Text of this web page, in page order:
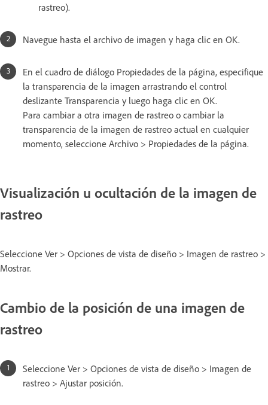
rastreo).
Navegue hasta el archivo de imagen y haga clic en OK.
En el cuadro de diálogo Propiedades de la página, especifique
la transparencia de la imagen arrastrando el control
deslizante Transparencia y luego haga clic en OK.
Para cambiar a otra imagen de rastreo o cambiar la
transparencia de la imagen de rastreo actual en cualquier
momento, seleccione Archivo > Propiedades de la página.
Visualización u ocultación de la imagen de
rastreo
Seleccione Ver > Opciones de vista de diseño > Imagen de rastreo >
Mostrar.
Cambio de la posición de una imagen de
rastreo
Seleccione Ver > Opciones de vista de diseño > Imagen de
rastreo > Ajustar posición.